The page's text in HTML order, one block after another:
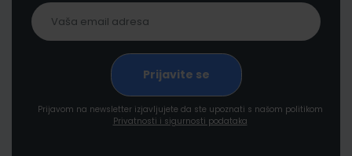
Prijavom na newsletter izjavljujete da ste upoznati s našom politikom
Privatnosti i sigurnosti podataka